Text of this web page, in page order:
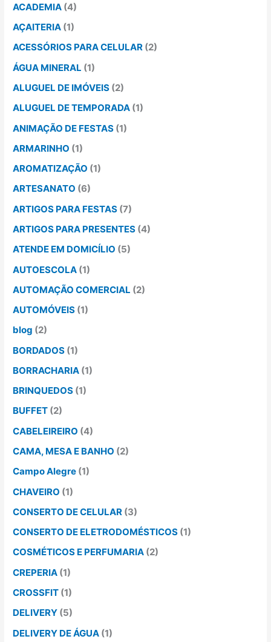
ACADEMIA (4)
AÇAITERIA (1)
ACESSÓRIOS PARA CELULAR (2)
ÁGUA MINERAL (1)
ALUGUEL DE IMÓVEIS (2)
ALUGUEL DE TEMPORADA (1)
ANIMAÇÃO DE FESTAS (1)
ARMARINHO (1)
AROMATIZAÇÃO (1)
ARTESANATO (6)
ARTIGOS PARA FESTAS (7)
ARTIGOS PARA PRESENTES (4)
ATENDE EM DOMICÍLIO (5)
AUTOESCOLA (1)
AUTOMAÇÃO COMERCIAL (2)
AUTOMÓVEIS (1)
blog (2)
BORDADOS (1)
BORRACHARIA (1)
BRINQUEDOS (1)
BUFFET (2)
CABELEIREIRO (4)
CAMA, MESA E BANHO (2)
Campo Alegre (1)
CHAVEIRO (1)
CONSERTO DE CELULAR (3)
CONSERTO DE ELETRODOMÉSTICOS (1)
COSMÉTICOS E PERFUMARIA (2)
CREPERIA (1)
CROSSFIT (1)
DELIVERY (5)
DELIVERY DE ÁGUA (1)